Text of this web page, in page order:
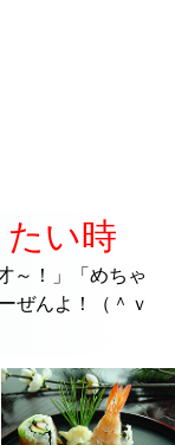
い時
～！」「めちゃ
ぜんよ！（＾ｖ